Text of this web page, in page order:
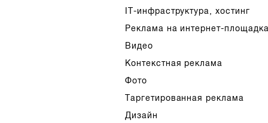
IT-инфраструктура, хостинг
Реклама на интернет-
Видео
Контекстная реклама
Фото
Таргетированная реклама
Дизайн